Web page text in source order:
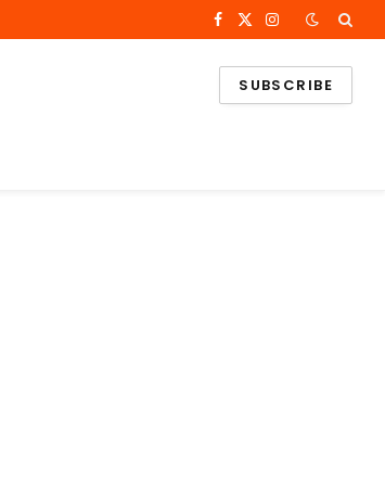
Facebook
X
Instagram
SUBSCRIBE